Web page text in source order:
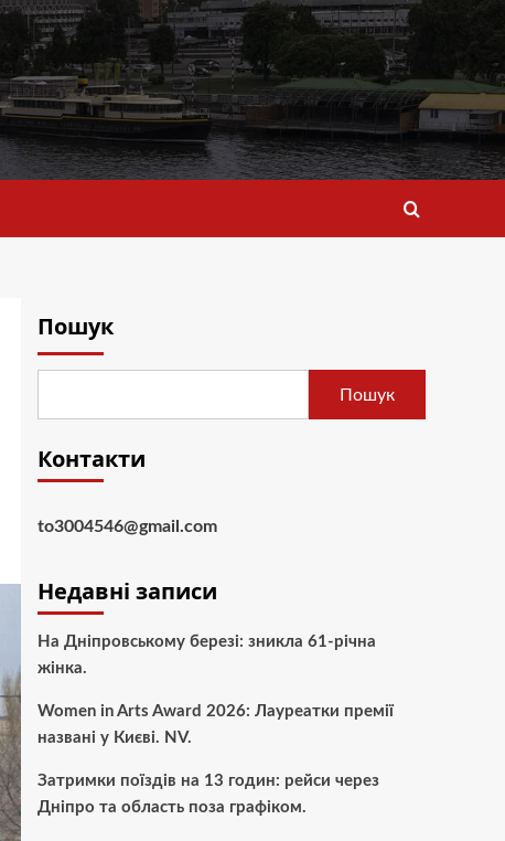
Пошук
Пошук
Контакти
to3004546@gmail.com
Недавні записи
На Дніпровському березі: зникла 61-річна
жінка.
Women in Arts Award 2026: Лауреатки премії
названі у Києві. NV.
Затримки поїздів на 13 годин: рейси через
Дніпро та область поза графіком.